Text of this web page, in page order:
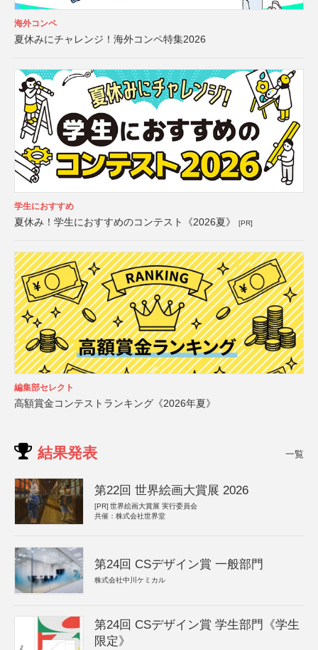
海外コンペ
夏休みにチャレンジ！海外コンペ特集2026
学生におすすめ
夏休み！学生におすすめのコンテスト《2026夏》 [PR]
編集部セレクト
高額賞金コンテストランキング《2026年夏》
結果発表 一覧
第22回 世界絵画大賞展 2026
[PR] 世界絵画大賞展 実行委員会
共催：株式会社世界堂
第24回 CSデザイン賞 一般部門
株式会社中川ケミカル
第24回 CSデザイン賞 学生部門《学生
限定》